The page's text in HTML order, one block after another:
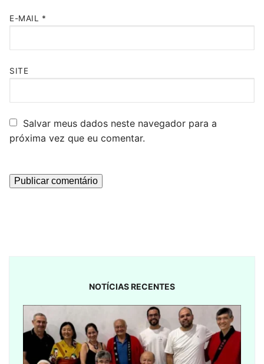
E-MAIL *
SITE
Salvar meus dados neste navegador para a
próxima vez que eu comentar.
NOTÍCIAS RECENTES